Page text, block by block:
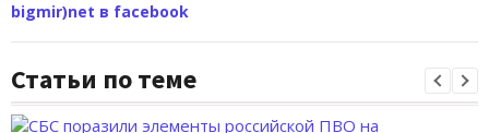
bigmir)net в facebook
Статьи по теме